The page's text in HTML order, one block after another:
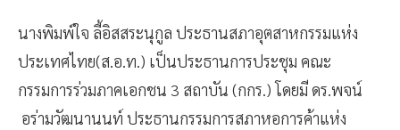
นางพิมพ์ใจ ลี้อิสสระนุกูล ประธานสภาอุตสาหกรรมแห่ง
ประเทศไทย(ส.อ.ท.) เป็นประธานการประชุม คณะ
กรรมการร่วมภาคเอกชน 3 สถาบัน (กกร.) โดยมี ดร.พจน์
อร่ามวัฒนานนท์ ประธานกรรมการสภาหอการค้าแห่ง